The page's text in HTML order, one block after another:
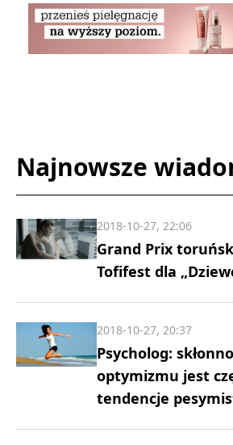
Najnowsze
Grand Prix
Tofifest dla
2018-10-27, 22:06
Psycholog:
optymizmu jest
tendencje
2018-10-27, 20:37